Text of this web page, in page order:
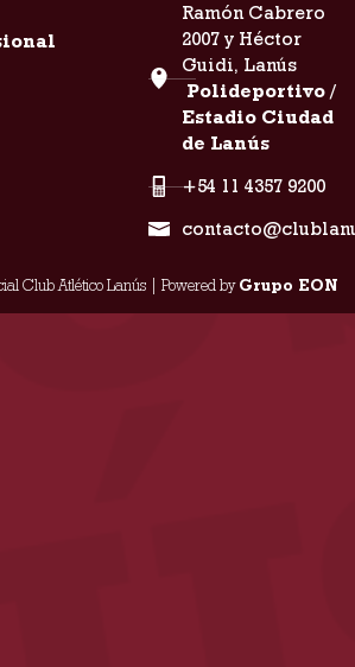
Ramón Cabrero
2007 y Héctor
Guidi, Lanús
Polideportivo /
Estadio Ciudad
de Lanús
+54 11 4357 9200
Club Atlético Lanús | Powered byGrupo EON